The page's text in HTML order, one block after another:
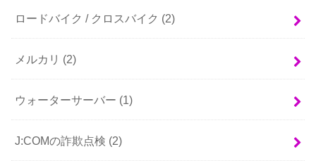
ロードバイク / クロスバイク (2)
メルカリ (2)
ウォーターサーバー (1)
J:COMの詐欺点検 (2)